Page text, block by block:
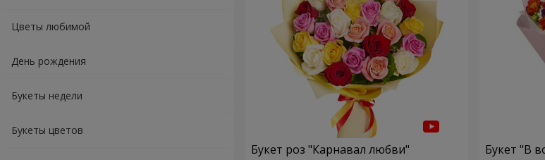
Цветы любимой
День рождения
Букеты недели
Букеты цветов
Букет роз "Карнавал любви" Букет "В